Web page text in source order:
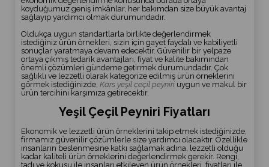
koyduğumuz geniş imkânlar, her bakımdan size büyük avantaj
sağlayıp yardımcı olmak durumundadır.
Oldukça uygun standartlarla birlikte değerlendirmek
istediğiniz ürün örnekleri, sizin için gayet faydalı ve kabiliyetli
sonuçlar yaratmaya devam edecektir. Güvenilir bir yelpaze
ortaya çıkmış tedarik avantajları, fiyat ve kalite bakımından
önemli çözümleri gündeme getirmek durumundadır. Çok
sağlıklı ve lezzetli olarak kategorize edilmiş ürün örneklerini
görmek istediğinizde, Kars yeşil çeçil peyniriuygun ve makul bir
ürün tercihini karşımıza getirecektir.
Yeşil Çeçil Peyniri Fiyatları
Ekonomik ve lezzetli ürün örneklerini takip etmek istediğinizde,
firmamız güvenilir çözümlerle size yardımcı olacaktır. Özellikle
insanların beslenmesine katkı sağlamak adına, lezzetli olduğu
kadar kaliteli ürün örneklerini değerlendirmek gerekir. Rengi,
tadı ve kokusu ile insanları etkileyen ürün örnekleri, fiyatları ile